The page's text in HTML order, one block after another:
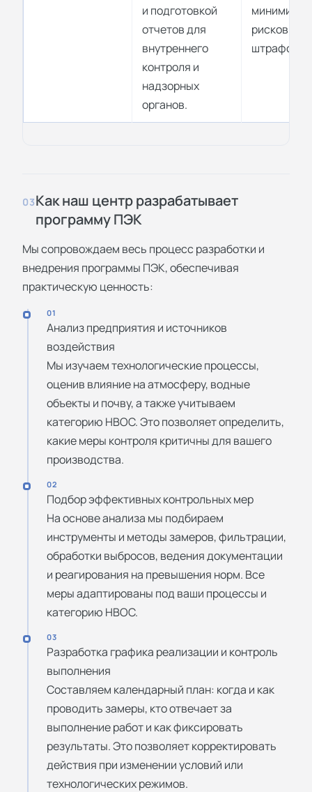
и подготовкой
отчетов для
внутреннего
контроля и
надзорных
органов.
рисков
штрафов.
03Как наш центр разрабатывает
программу ПЭК
Мы сопровождаем весь процесс разработки и
внедрения программы ПЭК, обеспечивая
практическую ценность:
01
Анализ предприятия и источников
воздействия
Мы изучаем технологические процессы,
оценив влияние на атмосферу, водные
объекты и почву, а также учитываем
категорию НВОС. Это позволяет определить,
какие меры контроля критичны для вашего
производства.
02
Подбор эффективных контрольных мер
На основе анализа мы подбираем
инструменты и методы замеров, фильтрации,
обработки выбросов, ведения документации
и реагирования на превышения норм. Все
меры адаптированы под ваши процессы и
категорию НВОС.
03
Разработка графика реализации и контроль
выполнения
Составляем календарный план: когда и как
проводить замеры, кто отвечает за
выполнение работ и как фиксировать
результаты. Это позволяет корректировать
действия при изменении условий или
технологических режимов.